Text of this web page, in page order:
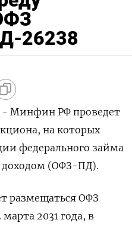
26238
- Минфин РФ проведет
на которых
федерального займа
(ОФЗ-ПД).
размещаться ОФЗ
2031 года, в